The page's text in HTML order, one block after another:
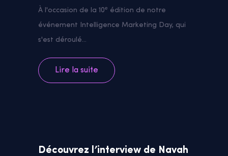
À l'occasion de la 10ᵉ édition de notre
événement Intelligence Marketing Day, qui
s'est déroulé...
Lire la suite
Découvrez l’interview de Navah